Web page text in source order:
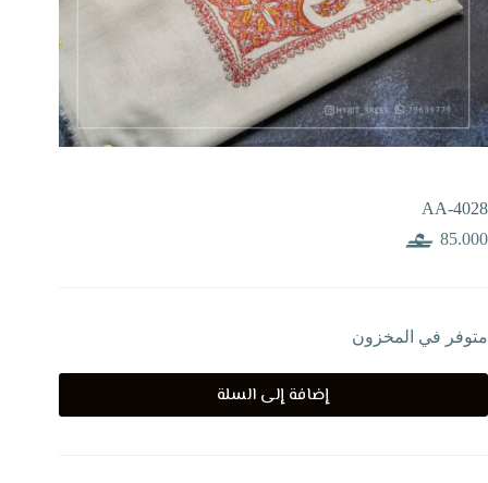
AA-4028
85.000
متوفر في المخزون
إضافة إلى السلة